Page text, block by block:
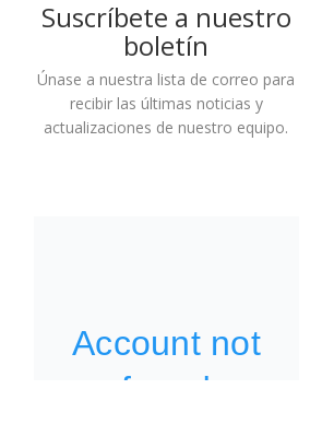
Suscríbete a nuestro
boletín
Únase a nuestra lista de correo para
recibir las últimas noticias y
actualizaciones de nuestro equipo.